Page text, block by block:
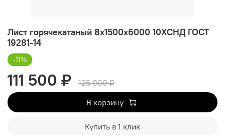
Лист горячекатаный 8х1500х6000 10ХСНД ГОСТ
19281-14
-11%
111 500 ₽
125 000 ₽
В корзину
Купить в 1 клик